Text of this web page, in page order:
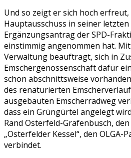
Und so zeigt er sich hoch erfreut,
Hauptausschuss in seiner
Ergänzungsantrag der SPD-
einstimmig angenommen hat.
Verwaltung beauftragt, sich in
Emschergenossenschaft dafür
schon abschnittsweise
des renaturierten
ausgebauten Emscherradweg
dass ein Grüngürtel angelegt
Rand Osterfeld-Grafenbusch,
„Osterfelder Kessel“, den OLGA-
verbindet.